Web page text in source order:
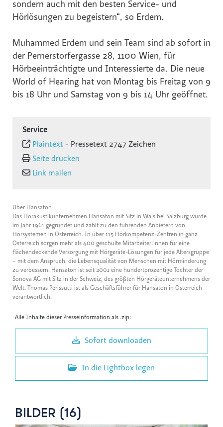
sondern auch mit den besten Service- und
Hörlösungen zu begeistern“, so Erdem.
Muhammed Erdem und sein Team sind ab sofort in
der Pernerstorfergasse 28, 1100 Wien, für
Hörbeeinträchtigte und Interessierte da. Die neue
World of Hearing hat von Montag bis Freitag von 9
bis 18 Uhr und Samstag von 9 bis 14 Uhr geöffnet.
Service
Plaintext - Pressetext 2747 Zeichen
Seite drucken
Link mailen
Über Hansaton
Das Hörakustikunternehmen Hansaton mit Sitz in Wals bei Salzburg wurde
im Jahr 1961 gegründet und zählt zu den führenden Anbietern von
Hörsystemen in Österreich. In über 115 Hörkompetenz-Zentren in ganz
Österreich sorgen mehr als 400 geschulte Mitarbeiter:innen für eine
flächendeckende Versorgung mit Hörgeräte-Lösungen für jede Altersgruppe
– mit dem Anspruch, die Lebensqualität von Menschen mit Hörminderung
zu verbessern. Hansaton ist seit 2001 eine hundertprozentige Tochter der
Sonova AG mit Sitz in der Schweiz, des größten Hörgeräteunternehmens der
Welt. Thomas Perissutti ist als Geschäftsführer für Hansaton in Österreich
verantwortlich.
Alle Inhalte dieser Presseinformation als .zip:
Sofort downloaden
In die Lightbox legen
BILDER (16)